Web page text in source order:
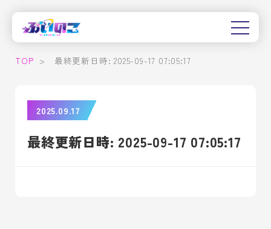
TOP > 最終更新日時: 2025-09-17 07:05:17
2025.09.17
最終更新日時: 2025-09-17 07:05:17